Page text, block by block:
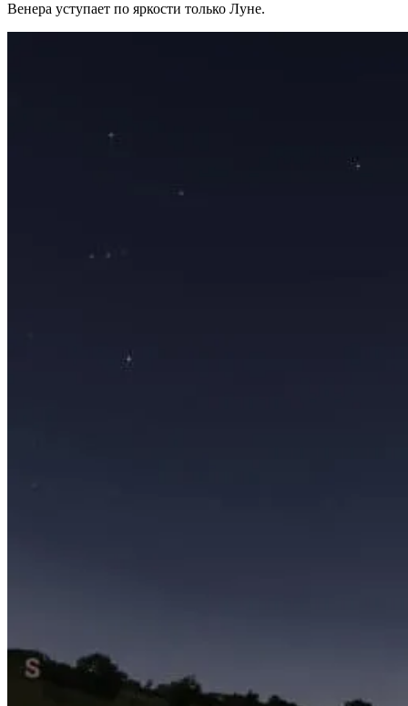
Венера уступает по яркости только Луне.